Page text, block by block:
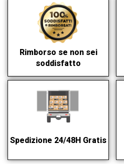
Rimborso se non sei
soddisfatto
Spedizione 24/48H Gratis